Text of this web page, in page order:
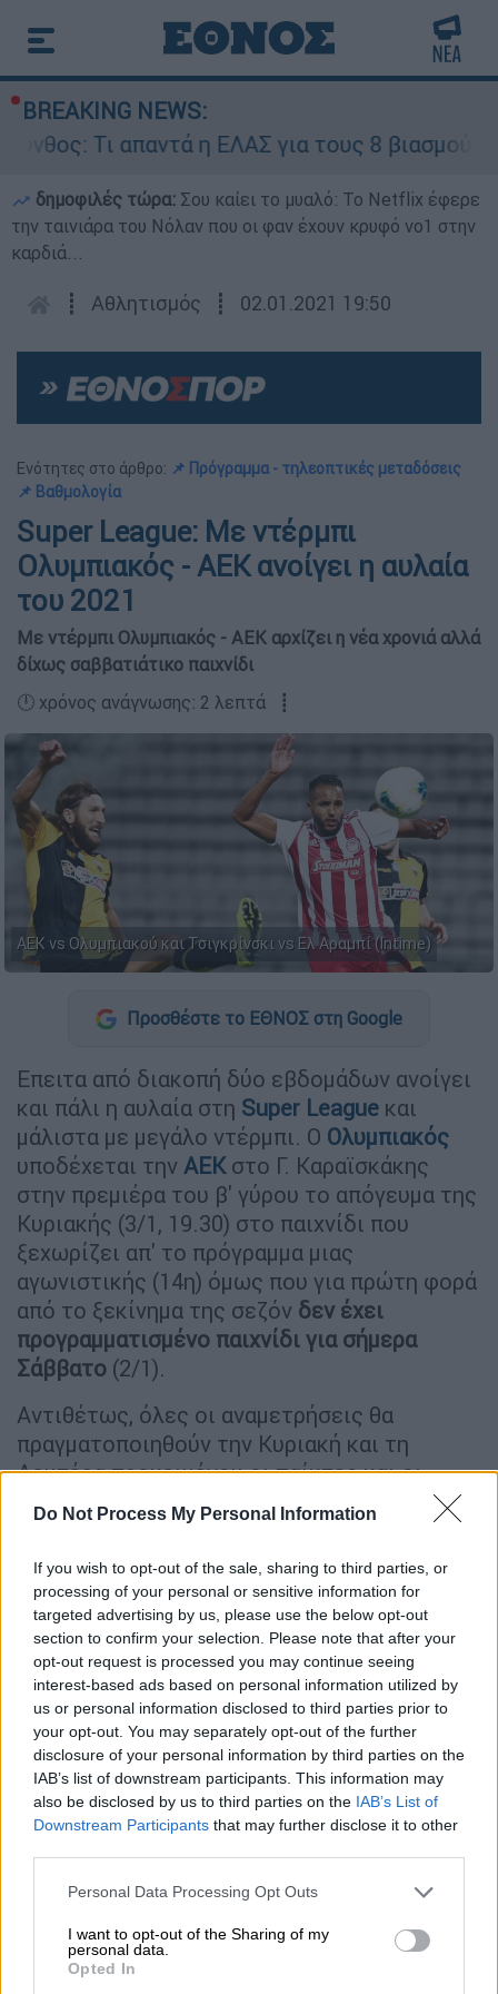
Do Not Process My Personal Information
If you wish to opt-out of the sale, sharing to third parties, or
processing of your personal or sensitive information for
targeted advertising by us, please use the below opt-out
section to confirm your selection. Please note that after your
opt-out request is processed you may continue seeing
interest-based ads based on personal information utilized by
us or personal information disclosed to third parties prior to
your opt-out. You may separately opt-out of the further
disclosure of your personal information by third parties on the
IAB’s list of downstream participants. This information may
also be disclosed by us to third parties on the IAB’s List of
Downstream Participants that may further disclose it to other
Please note that this website/app uses one or more Google
not limited to your visit or usage behaviour. You may click to
grant or deny consent to Google and its third-party tags to
use your data for below specified purposes in below Google
Personal Data Processing Opt Outs
I want to opt-out of the Sharing of my
personal data.
Opted In
BREAKING NEWS:
Τι απαντά η ΕΛΑΣ για τους 8 βιασμούς
δημοφιλές τώρα: Σου καίει το μυαλό: Το Netflix έφερε
την ταινιάρα του Νόλαν που οι φαν έχουν κρυφό νο1 στην
καρδιά...
┋ Αθλητισμός ┋ 02.01.2021 19:50
Ενότητες στο άρθρο: 📌 Πρόγραμμα - τηλεοπτικές μεταδόσεις
📌 Βαθμολογία
Super League: Με ντέρμπι
Ολυμπιακός - ΑΕΚ ανοίγει η αυλαία
του 2021
Με ντέρμπι Ολυμπιακός - ΑΕΚ αρχίζει η νέα χρονιά αλλά
δίχως σαββατιάτικο παιχνίδι
🕛 χρόνος ανάγνωσης: 2 λεπτά ┋
ΑΕΚ vs Ολυμπιακού και Τσιγκρίνσκι vs Ελ Αραμπί (Intime)
Προσθέστε το ΕΘΝΟΣ στη Google
Επειτα από διακοπή δύο εβδομάδων ανοίγει
και πάλι η αυλαία στη Super League και
μάλιστα με μεγάλο ντέρμπι. Ο Ολυμπιακός
υποδέχεται την ΑΕΚ στο Γ. Καραϊσκάκης
στην πρεμιέρα του β' γύρου το απόγευμα της
Κυριακής (3/1, 19.30) στο παιχνίδι που
ξεχωρίζει απ' το πρόγραμμα μιας
αγωνιστικής (14η) όμως που για πρώτη φορά
από το ξεκίνημα της σεζόν δεν έχει
προγραμματισμένο παιχνίδι για σήμερα
Σάββατο (2/1).
Αντιθέτως, όλες οι αναμετρήσεις θα
πραγματοποιηθούν την Κυριακή και τη
Δευτέρα προκειμένου οι παίκτες και οι
ομάδες να μην πέσουν στα... βαθιά μια ημέρα
Πρωτοχρονιά
. Πέραν του
ντέρμπι τουΟλυμπιακούμε τηνΑΕΚ, το
πρόγραμμα της αγωνιστικής περιλαμβάνει
την Κυριακή στις 15.00 τα ματς
Παναθηναϊκός-Αστέρας Τρίποληςκαι
Παναιτωλικός-ΟΦΗ και στις 17.15ΑΕΛ-
ΠΑΟΚκαιΠΑΣ Γιάννινα-Απόλλων. Επίσης,
τη Δευτέρα (4/1) είναι προγραμματισμένοι οι
αγώνεςΒόλος-Ατρόμητος(17.15) καιΛαμία
Αρης(19.30).
ΟΟλυμπιακόςβρίσκεται στην κορυφή της
βαθμολογίας έχοντας τρεις βαθμούς
διαφορά από τον δεύτεροΑρη
, πέντε από
τον τρίτοΠΑΟΚ και οχτώ από την τέταρτη
, ενώ εκκρεμούν από τον α' γύρο δύο
ντέρμπι μεταξύ